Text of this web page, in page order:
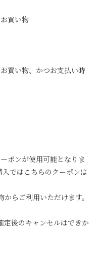
買い物
買い物、かつお支払い時
ポンが使用可能となりま
ではこちらのクーポンは
らご利用いただけます。
後のキャンセルはできか